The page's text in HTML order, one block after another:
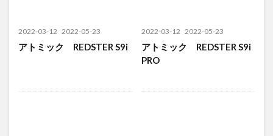
2022-03-12 2022-05-23
アトミック REDSTER S9i
2022-03-12 2022-05-23
アトミック REDSTER S9i
PRO